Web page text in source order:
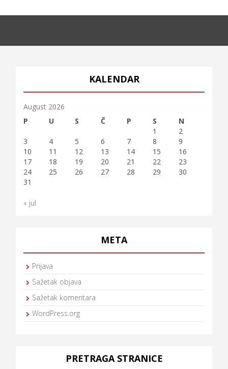
KALENDAR
August 2026
P
U S Č P S
N
1
2
3
4 5 6 7 8
9
10
11 12 13 14 15
16
17
18 19 20 21 22
23
24
25 26 27 28 29
30
31
« jul
META
Prijava
Sažetak objava
Sažetak komentara
WordPress.org
PRETRAGA STRANICE